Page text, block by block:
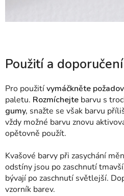
Použití a doporučení
Pro použitívymáčkněte
paletu. Rozmíchejte barvu s
gumy, snažte se však barvu
vždy možné barvu znovu
opětovně použít.
Kvašové barvy při zasychání
odstíny jsou po zaschnutí
bývají po zaschnutí světlejší.
vzorník barev.